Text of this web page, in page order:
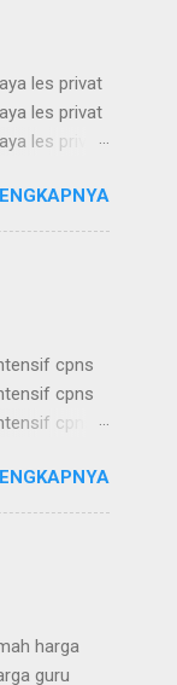
les privat
les privat
les privat
les privat
les privat
les ...
cpns
cpns
cpns
cpns
cpns
cpns
harga
guru